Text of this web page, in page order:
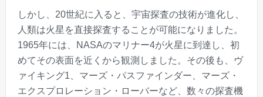
しかし、20世紀に入ると、宇宙探査の技術が進化し、
人類は火星を直接探査することが可能になりました。
1965年には、NASAのマリナー4が火星に到達し、初
めてその表面を近くから観測しました。その後も、ヴ
ァイキング1、マーズ・パスファインダー、マーズ・
エクスプロレーション・ローバーなど、数々の探査機